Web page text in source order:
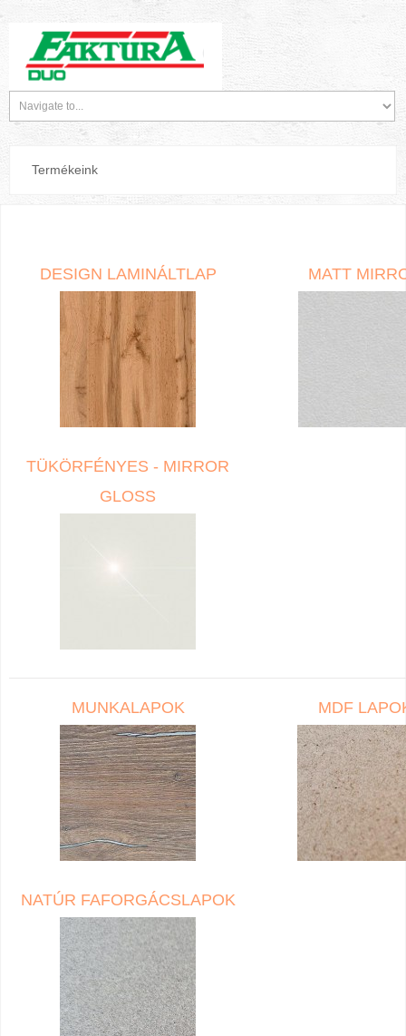
Termékeink
DESIGN LAMINÁLTLAP MATT
TÜKÖRFÉNYES - MIRROR
GLOSS
MUNKALAPOK MDF
NATÚR FAFORGÁCSLAPOK